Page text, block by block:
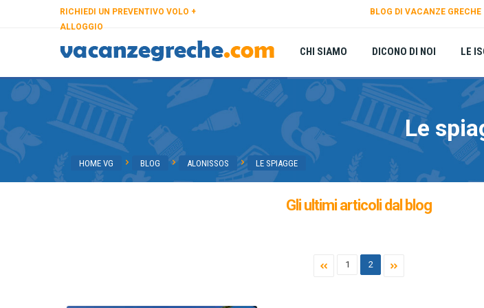
RICHIEDI UN PREVENTIVO VOLO +
ALLOGGIO
BLOG DI VACANZE GRECHE
CHI SIAMO DICONO DI NOI LE
Le
HOME VG BLOG ALONISSOS LE SPIAGGE
Gli ultimi articoli dal blog
1 2